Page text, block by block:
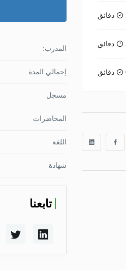
المدرب:
إجمالي المدة
مسجل
المحاضرات
اللغة
شهادة
تابعنا